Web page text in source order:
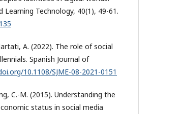
Technology, 40(1), 49-61.
A. (2022). The role of social
Spanish Journal of
10.1108/SJME-08-2021-0151
C.-M. (2015). Understanding the
status in social media